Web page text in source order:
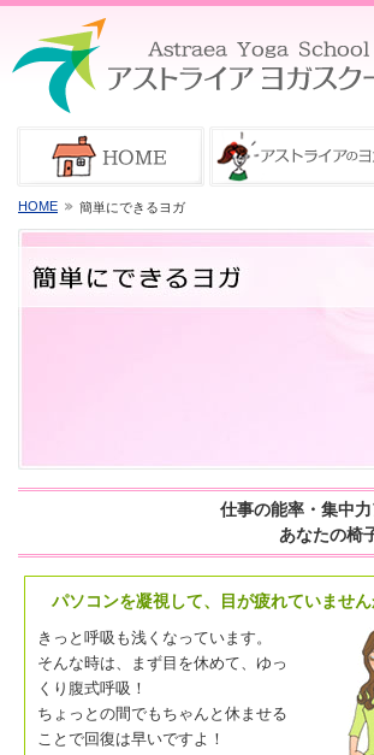
HOME 簡単にできるヨガ
仕事の能率・集中
あなたの椅
パソコンを凝視して、目が疲れていません
きっと呼吸も浅くなっています。
そんな時は、まず目を休めて、ゆっ
くり腹式呼吸！
ちょっとの間でもちゃんと休ませる
ことで回復は早いですよ！